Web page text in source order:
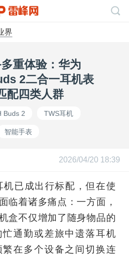
界
重体验：华为
2二合一耳机表
配四类人群
Buds 2 TWS耳机
智能手表
2026/04/20 18:39
机已成出行标配，但在使
临着诸多痛点：一方面，
盒不仅增加了随身物品的
通勤或差旅中遗落耳机
在多个设备之间切换连